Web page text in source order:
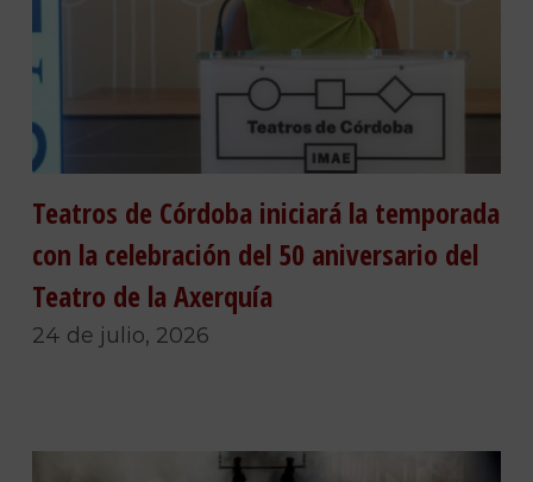
Teatros de Córdoba iniciará la temporada
con la celebración del 50 aniversario del
Teatro de la Axerquía
24 de julio, 2026